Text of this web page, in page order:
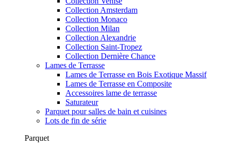
Collection Amsterdam
Collection Monaco
Collection Milan
Collection Alexandrie
Collection Saint-Tropez
Collection Dernière Chance
Lames de Terrasse
Lames de Terrasse en Bois Exotique Massif
Lames de Terrasse en Composite
Accessoires lame de terrasse
Saturateur
Parquet pour salles de bain et cuisines
Lots de fin de série
Parquet